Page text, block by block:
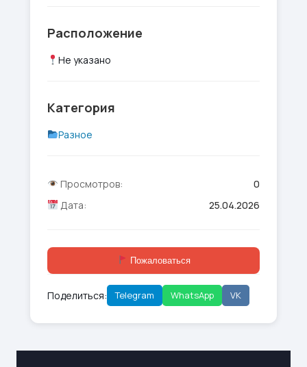
Расположение
Не указано
Категория
Разное
Просмотров:
0
Дата:
25.04.2026
Пожаловаться
Поделиться: Telegram WhatsApp VK